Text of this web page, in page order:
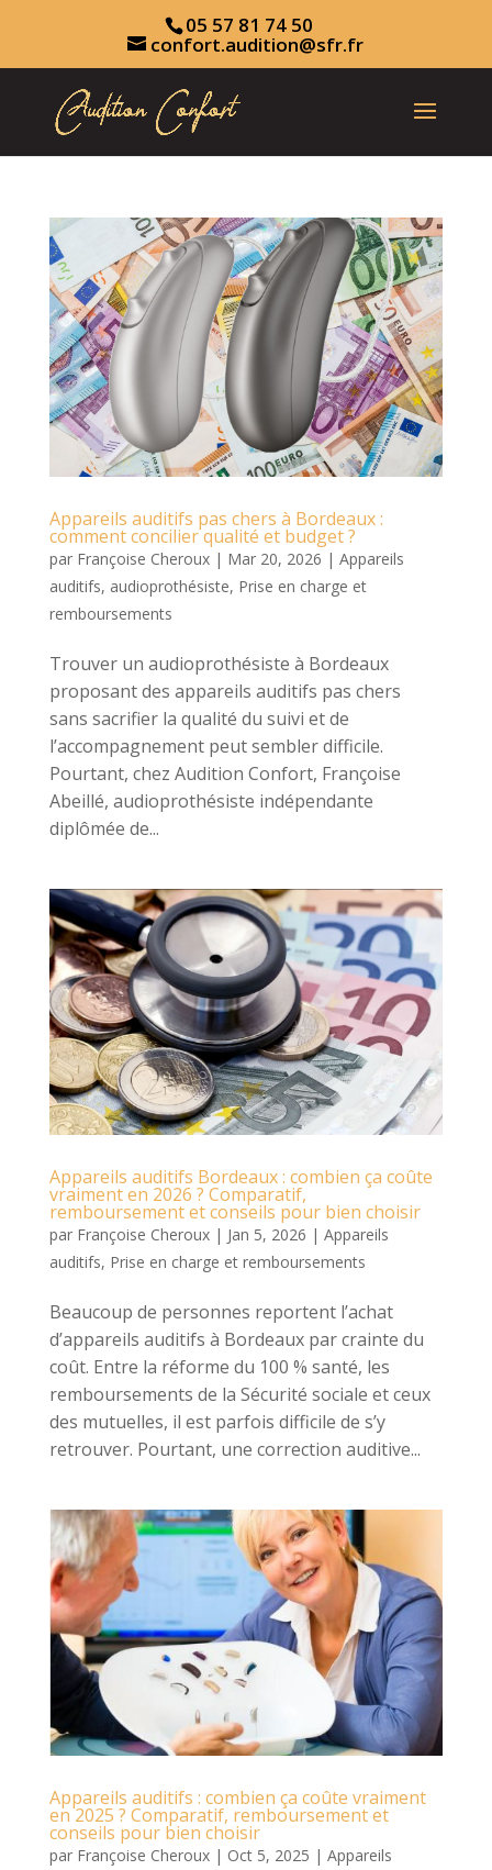
05 57 81 74 50
confort.audition@sfr.fr
Appareils auditifs pas chers à Bordeaux :
comment concilier qualité et budget ?
par Françoise Cheroux| Mar 20, 2026 | Appareils
auditifs, audioprothésiste, Prise en charge et
remboursements
Trouver un audioprothésiste à Bordeaux
proposant des appareils auditifs pas chers
sans sacrifier la qualité du suivi et de
l’accompagnement peut sembler difficile.
Pourtant, chez Audition Confort, Françoise
Abeillé, audioprothésiste indépendante
diplômée de...
Appareils auditifs Bordeaux : combien ça coûte
vraiment en 2026 ? Comparatif,
remboursement et conseils pour bien choisir
par Françoise Cheroux| Jan 5, 2026 | Appareils
auditifs, Prise en charge et remboursements
Beaucoup de personnes reportent l’achat
d’appareils auditifs à Bordeaux par crainte du
coût. Entre la réforme du 100 % santé, les
remboursements de la Sécurité sociale et ceux
des mutuelles, il est parfois difficile de s’y
retrouver. Pourtant, une correction auditive...
Appareils auditifs : combien ça coûte vraiment
en 2025 ? Comparatif, remboursement et
conseils pour bien choisir
par Françoise Cheroux| Oct 5, 2025 | Appareils